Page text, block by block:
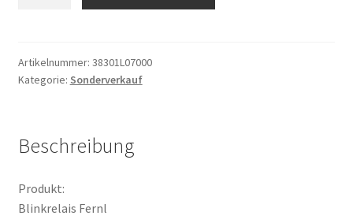
Artikelnummer: 38301L07000
Kategorie: Sonderverkauf
Beschreibung
Produkt:
Blinkrelais Fernl